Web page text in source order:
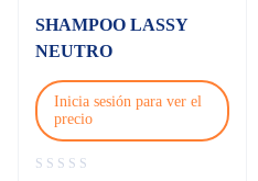
SHAMPOO LASSY
NEUTRO
Inicia sesión para ver el
precio